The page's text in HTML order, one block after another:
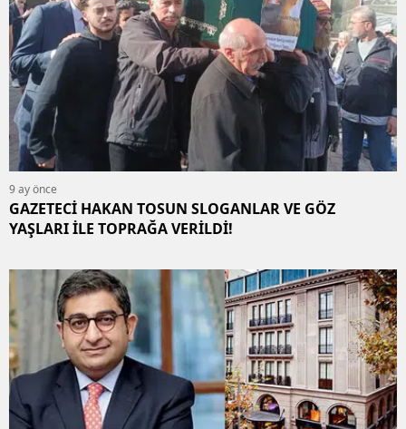
9 ay önce
GAZETECİ HAKAN TOSUN SLOGANLAR VE GÖZ
YAŞLARI İLE TOPRAĞA VERİLDİ!